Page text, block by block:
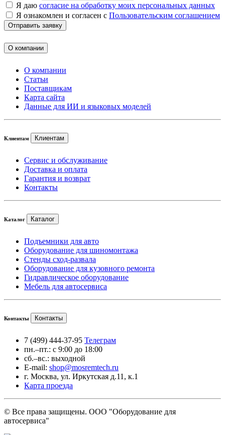
Я даю согласие на обработку моих персональных данных
Я ознакомлен и согласен с Пользовательским соглашением
Отправить заявку
О компании
О компании
Статьи
Поставщикам
Карта сайта
Данные для ИИ и языковых моделей
Клиентам Клиентам
Сервис и обслуживание
Доставка и оплата
Гарантия и возврат
Контакты
Каталог Каталог
Подъемники для авто
Оборудование для шиномонтажа
Стенды сход-развала
Оборудование для кузовного ремонта
Гидравлическое оборудование
Мебель для автосервиса
Контакты Контакты
7 (499) 444-37-95 Телеграм
пн.–пт.: с 9:00 до 18:00
сб.–вс.: выходной
E-mail: shop@mosremtech.ru
г. Москва, ул. Иркутская д.11, к.1
Карта проезда
© Все права защищены. ООО "Оборудование для
автосервиса"